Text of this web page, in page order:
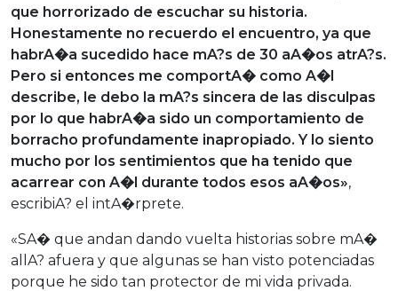
que horrorizado de escuchar su historia.
Honestamente no recuerdo el encuentro, ya que
habrA�a sucedido hace mA?s de 30 aA�os atrA?s.
Pero si entonces me comportA� como A�l
describe, le debo la mA?s sincera de las disculpas
por lo que habrA�a sido un comportamiento de
borracho profundamente inapropiado. Y lo siento
mucho por los sentimientos que ha tenido que
acarrear con A�l durante todos esos aA�os»,
escribiA? el intA�rprete.
«SA� que andan dando vuelta historias sobre mA�
allA? afuera y que algunas se han visto potenciadas
porque he sido tan protector de mi vida privada.